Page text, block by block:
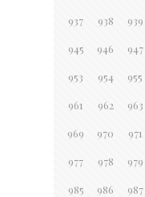
937 938 939
945 946 947
953 954 955
961 962 963
969 970 971
977 978 979
985 986 987